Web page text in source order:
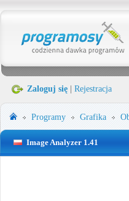
Zaloguj się Rejestracja
Programy Grafika
Image Analyzer 1.41